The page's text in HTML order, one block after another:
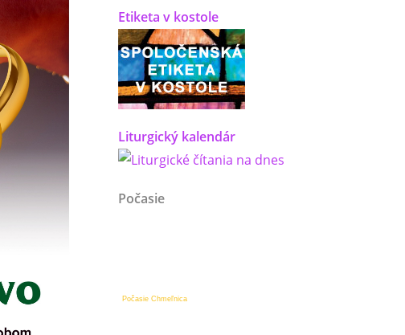
Etiketa v kostole
Liturgický kalendár
Počasie
Počasie Chmeľnica